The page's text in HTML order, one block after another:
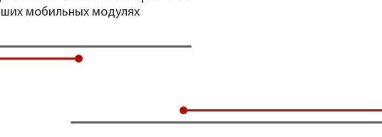
мобильных модулях